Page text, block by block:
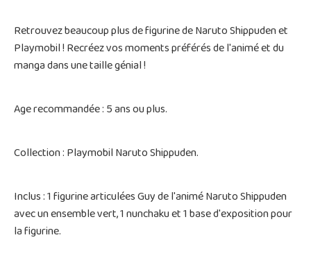
Retrouvez beaucoup plus de figurine de Naruto Shippuden et
Playmobil ! Recréez vos moments préférés de l'animé et du
manga dans une taille génial !
Age recommandée : 5 ans ou plus.
Collection : Playmobil Naruto Shippuden.
Inclus : 1 figurine articulées Guy de l'animé Naruto Shippuden
avec un ensemble vert, 1 nunchaku et 1 base d'exposition pour
la figurine.